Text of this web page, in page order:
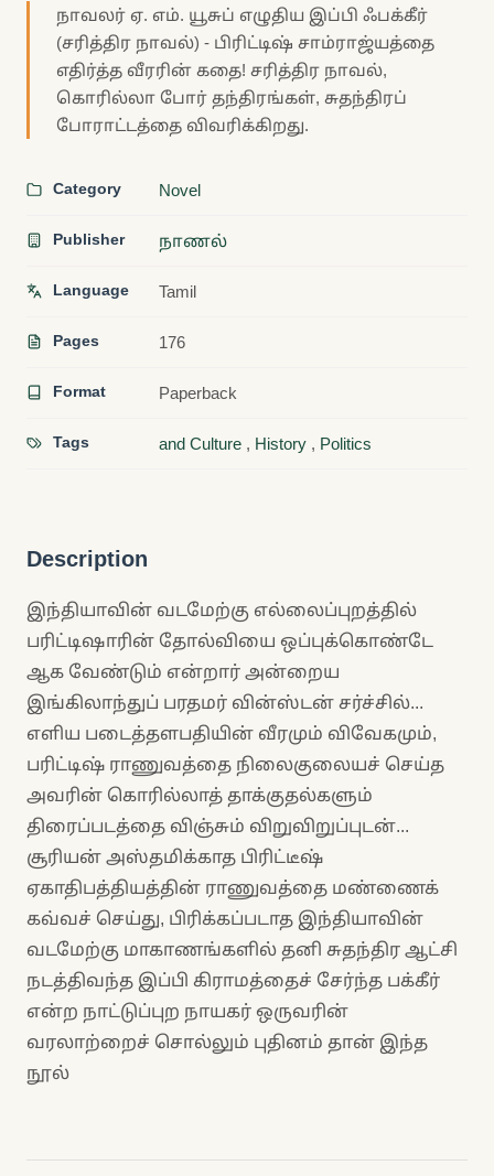
நாவலர் ஏ. எம். யூசுப் எழுதிய இப்பி ஃபக்கீர்
(சரித்திர நாவல்) - பிரிட்டிஷ் சாம்ராஜ்யத்தை
எதிர்த்த வீரரின் கதை! சரித்திர நாவல்,
கொரில்லா போர் தந்திரங்கள், சுதந்திரப்
போராட்டத்தை விவரிக்கிறது.
Category Novel
Publisher நாணல்
Language Tamil
Pages 176
Format Paperback
Tags and Culture , History , Politics
Description
இந்தியாவின் வடமேற்கு எல்லைப்புறத்தில்
பரிட்டிஷாரின் தோல்வியை ஒப்புக்கொண்டே
ஆக வேண்டும் என்றார் அன்றைய
இங்கிலாந்துப் பரதமர் வின்ஸ்டன் சர்ச்சில்...
எளிய படைத்தளபதியின் வீரமும் விவேகமும்,
பரிட்டிஷ் ராணுவத்தை நிலைகுலையச் செய்த
அவரின் கொரில்லாத் தாக்குதல்களும்
திரைப்படத்தை விஞ்சும் விறுவிறுப்புடன்...
சூரியன் அஸ்தமிக்காத பிரிட்டீஷ்
ஏகாதிபத்தியத்தின் ராணுவத்தை மண்ணைக்
கவ்வச் செய்து, பிரிக்கப்படாத இந்தியாவின்
வடமேற்கு மாகாணங்களில் தனி சுதந்திர ஆட்சி
நடத்திவந்த இப்பி கிராமத்தைச் சேர்ந்த பக்கீர்
என்ற நாட்டுப்புற நாயகர் ஒருவரின்
வரலாற்றைச் சொல்லும் புதினம் தான் இந்த
நூல்